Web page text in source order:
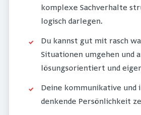
komplexe Sachverhalte
logisch darlegen.
Du kannst gut mit rasch
Situationen umgehen und
lösungsorientiert und
Deine kommunikative und
denkende Persönlichkeit